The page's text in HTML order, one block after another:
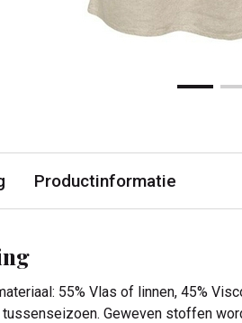
Productinformatie
55% Vlas of linnen, 45%
Geweven stoffen